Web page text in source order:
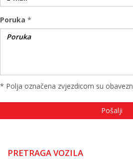
Poruka *
* Polja označena zvjezdicom su
PRETRAGA VOZILA